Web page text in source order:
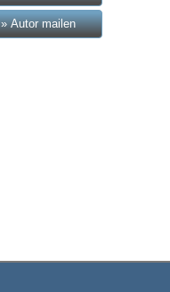
» Autor mailen